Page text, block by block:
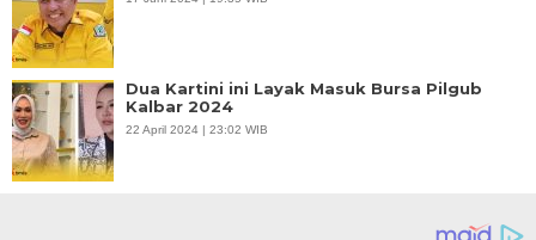
Dua Kartini ini Layak Masuk Bursa Pilgub
Kalbar 2024
22 April 2024 | 23:02 WIB